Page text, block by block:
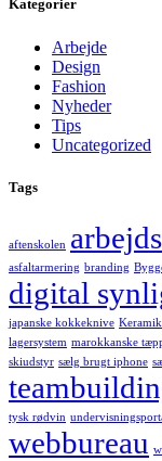
Kategorier
Arbejde
Design
Fashion
Nyheder
Tips
Uncategorized
Tags
aftenskolen
asfaltarmering branding
digital
japanske kokkeknive Keramik
lagersystem marokkanske
skiudstyr sælg brugt iphone
tysk rødvin
webbureau